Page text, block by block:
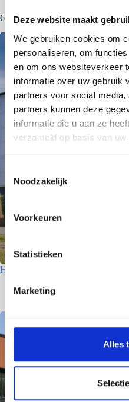
Deze website maakt
We gebruiken cookies om
personaliseren, om
en om ons websiteverkeer
informatie over uw gebruik
partners voor social
partners kunnen deze
informatie die u aan ze
verzameld op basis van
o
t
e
m
m
g
s
l
c
Noodzakelijk
Voorkeuren
Statistieken
Marketing
Alles
Gerelateerde berichten
Houtfabriek – Utrecht
7 juli 2026